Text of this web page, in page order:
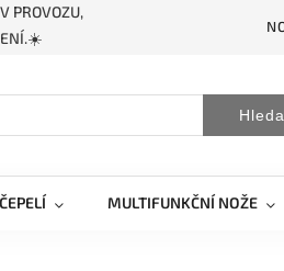
PROVOZU,
MULTIFUNKČNÍ NOŽE